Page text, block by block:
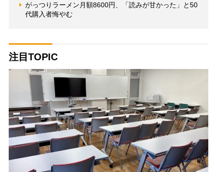
がっつりラーメン月額8600円、「読みが甘かった」と50
代購入者悔やむ
注目TOPIC